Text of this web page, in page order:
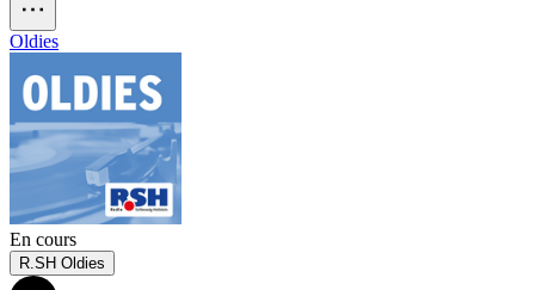
Oldies
En cours
R.SH Oldies